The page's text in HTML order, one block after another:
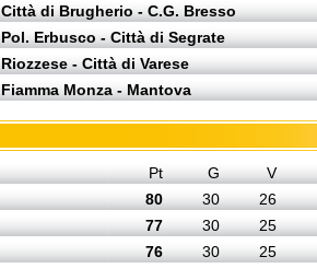
Città di Brugherio - C.G. Bresso
Pol. Erbusco - Città di Segrate
Riozzese - Città di Varese
Fiamma Monza - Mantova
Pt G
V
80 30
26
77 30
25
76 30
25